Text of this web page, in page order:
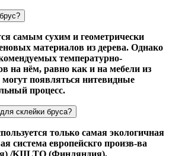
самым сухим и геометрически
материалов из дерева. Однако
температурно-
на нём, равно как и на мебели из
могут появляться нитевидные
процесс.
склейки бруса?
только самая экологичная
система европейскго произв-ва
/KIILTO (Финляндия).